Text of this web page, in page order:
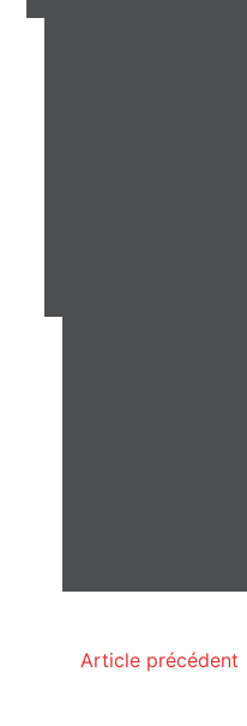
Article précédent